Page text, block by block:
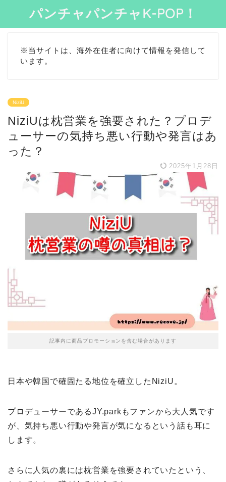
パンチャパンチャK-POP！
※当サイトは、海外在住者に向けて情報を発信して
います。
NiziU
NiziUは枕営業を強要された？プロデ
ューサーの気持ち悪い行動や発言はあ
った？
2025年1月28日
記事内に商品プロモーションを含む場合があります
日本や韓国で確固たる地位を確立したNiziU。
プロデューサーであるJY.parkもファンから大人気です
が、気持ち悪い行動や発言が気になるという話も耳に
します。
さらに人気の裏には枕営業を強要されていたという、